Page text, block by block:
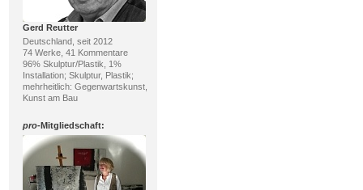
Gerd Reutter
Deutschland, seit 2012
74 Werke, 41 Kommentare
96% Skulptur/Plastik, 1%
Installation; Skulptur, Plastik;
mehrheitlich: Gegenwartskunst,
Kunst am Bau
pro-Mitgliedschaft: